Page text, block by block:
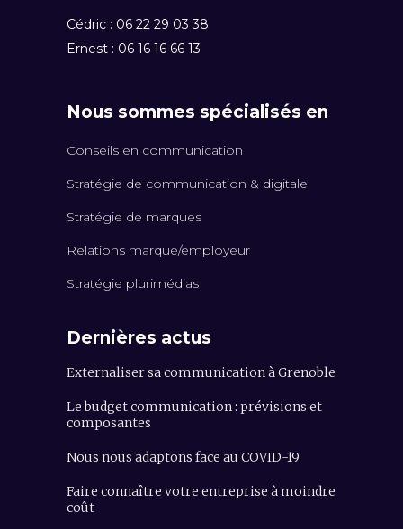
Cédric : 06 22 29 03 38
Ernest : 06 16 16 66 13
Nous sommes spécialisés en
Conseils en communication
Stratégie de communication & digitale
Stratégie de marques
Relations marque/employeur
Stratégie plurimédias
Dernières actus
Externaliser sa communication à Grenoble
Le budget communication : prévisions et
composantes
Nous nous adaptons face au COVID-19
Faire connaître votre entreprise à moindre
coût